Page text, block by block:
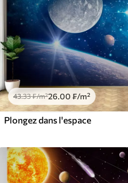
43.33₣/m²26.00 ₣/m²
Plongez dans l'espace